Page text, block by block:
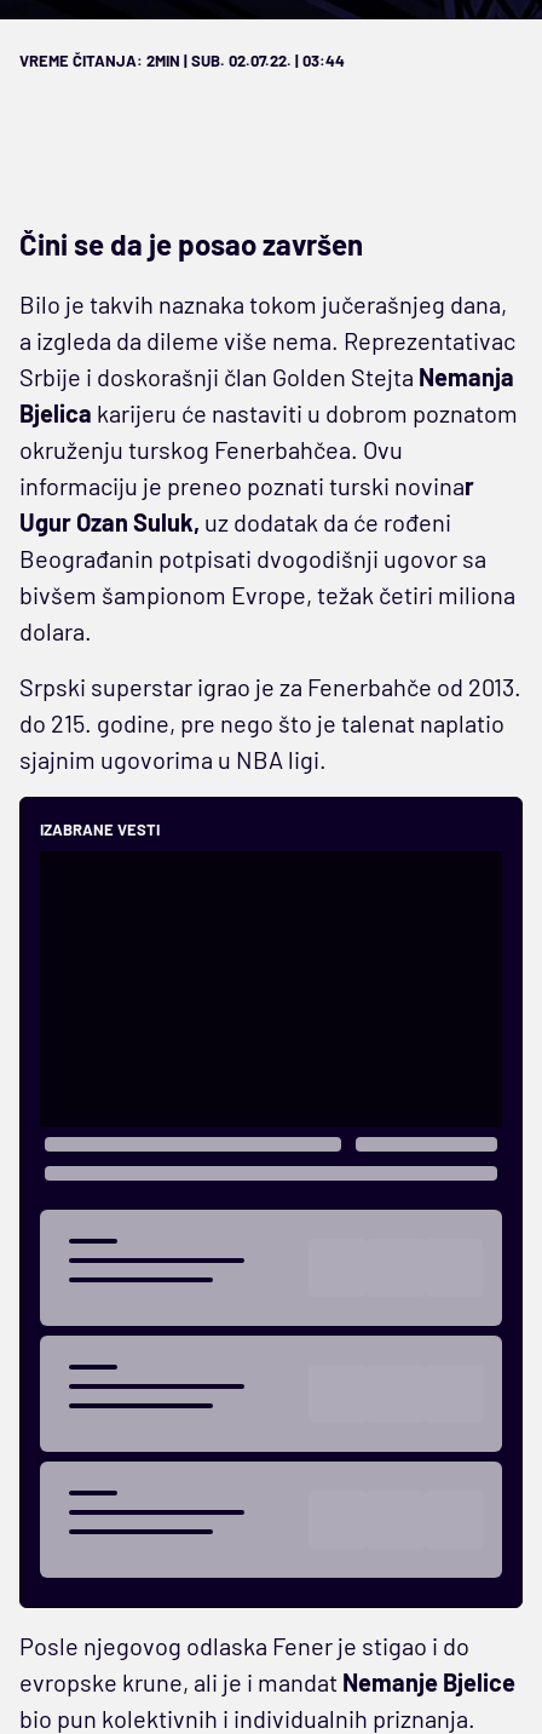
VREME ČITANJA: 2MIN | SUB. 02.07.22. | 03:44
Čini se da je posao završen
Bilo je takvih naznaka tokom jučerašnjeg dana,
a izgleda da dileme više nema. Reprezentativac
Srbije i doskorašnji član Golden Stejta Nemanja
Bjelica karijeru će nastaviti u dobrom poznatom
okruženju turskog Fenerbahčea. Ovu
informaciju je preneo poznati turski novinar
Ugur Ozan Suluk, uz dodatak da će rođeni
Beograđanin potpisati dvogodišnji ugovor sa
bivšem šampionom Evrope, težak četiri miliona
dolara.
Srpski superstar igrao je za Fenerbahče od 2013.
do 215. godine, pre nego što je talenat naplatio
sjajnim ugovorima u NBA ligi.
IZABRANE VESTI
Posle njegovog odlaska Fener je stigao i do
evropske krune, ali je i mandat Nemanje Bjelice
bio pun kolektivnih i individualnih priznanja.